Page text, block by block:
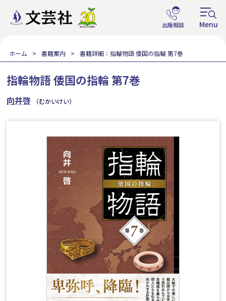
ホーム 書籍案内 書籍詳細：指輪物語 倭国の指輪 第7巻
指輪物語 倭国の指輪 第7巻
向井啓 （むかいけい）